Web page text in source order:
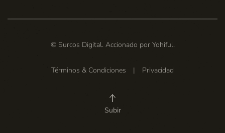
© Surcos Digital. Accionado por Yohiful.
Términos & Condiciones | Privacidad
Subir